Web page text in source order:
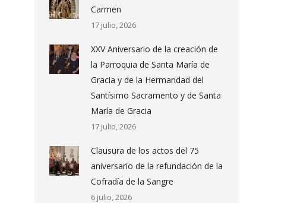
Carmen
17 julio, 2026
XXV Aniversario de la creación de
la Parroquia de Santa María de
Gracia y de la Hermandad del
Santísimo Sacramento y de Santa
María de Gracia
17 julio, 2026
Clausura de los actos del 75
aniversario de la refundación de la
Cofradía de la Sangre
6 julio, 2026